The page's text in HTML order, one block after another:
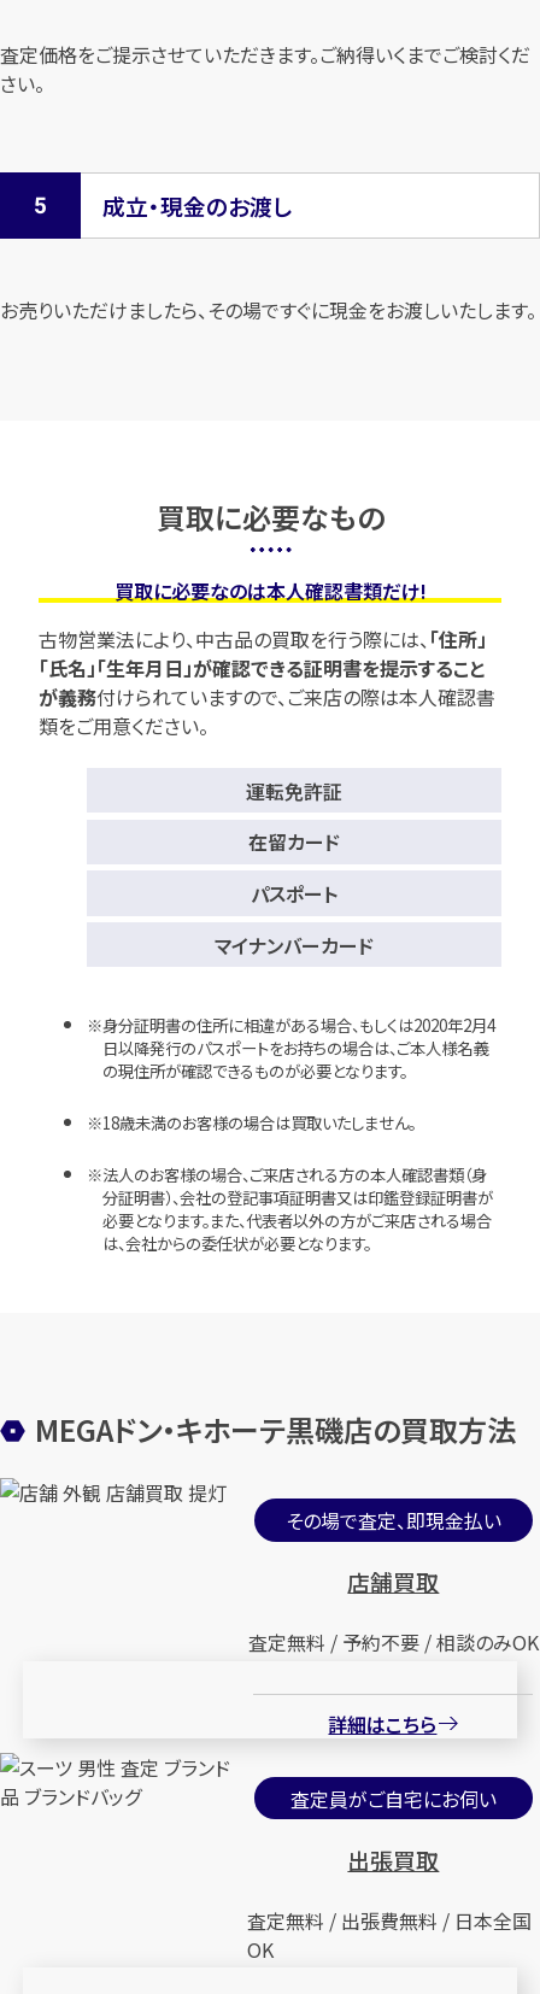
査定価格をご提示させていただきます。ご納得いくまでご検討くだ
さい。
成立・現金のお渡し
お売りいただけましたら、その場ですぐに現金をお渡しいたします。
買取に必要なもの
買取に必要なのは本人確認書類だけ!
古物営業法により、中古品の買取を行う際には、 「住所」
「氏名」「生年月日」が確認できる証明書を提示すること
が義務付けられていますので、 ご来店の際は本人確認書
類をご用意ください。
運転免許証
在留カード
パスポート
マイナンバーカード
身分証明書の住所に相違がある場合、もしくは2020年2月4
日以降発行のパスポートをお持ちの場合は、ご本人様名義
の現住所が確認できるものが必要となります。
18歳未満のお客様の場合は買取いたしません。
法人のお客様の場合、ご来店される方の本人確認書類（身
分証明書）、会社の登記事項証明書又は印鑑登録証明書が
必要となります。また、代表者以外の方がご来店される場合
は、会社からの委任状が必要となります。
MEGAドン・キホーテ黒磯店の買取方法
その場で査定、即現金払い
店舗買取
査定無料 / 予約不要 / 相談のみOK
詳細はこちら
査定員がご自宅にお伺い
出張買取
査定無料 / 出張費無料 / 日本全国
OK